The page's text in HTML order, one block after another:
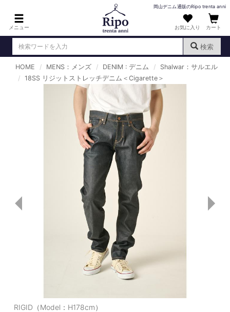
メニュー
岡山デニム通販のRipo trenta anni
お気に入り カート
検索
ログイン （ 新規会員登録）
DENIM : デニム
PANTS : パンツ
TOPS : トップス
T-SHIRT : Tシャツ
KNIT : ニット
SHIRT : シャツ
OUTERS : アウター
DENIM : デニム
PANTS/SKIRT : パンツ・スカート
HOME MENS：メンズ DENIM : デニム
Shalwar：サルエル
18SS リジットストレッチデニム＜Cigarette＞
RIGID（Model：H178cm）